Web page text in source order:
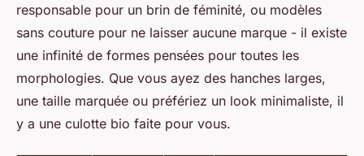
responsable pour un brin de féminité, ou modèles
sans couture pour ne laisser aucune marque - il existe
une infinité de formes pensées pour toutes les
morphologies. Que vous ayez des hanches larges,
une taille marquée ou préfériez un look minimaliste, il
y a une culotte bio faite pour vous.